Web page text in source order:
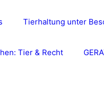
Tierhaltung unter
Tier & Recht